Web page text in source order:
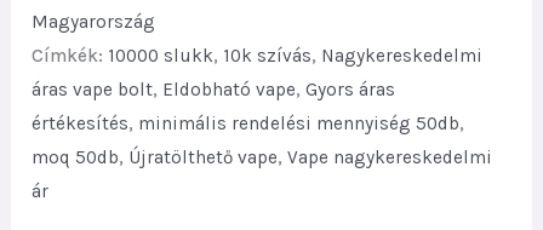
quantity
Magyarország
Címkék: 10000 slukk, 10k szívás, Nagykereskedelmi
áras vape bolt, Eldobható vape,Gyors áras
értékesítés, minimális rendelési mennyiség 50db,
moq 50db, Újratölthető vape,Vape nagykereskedelmi
ár